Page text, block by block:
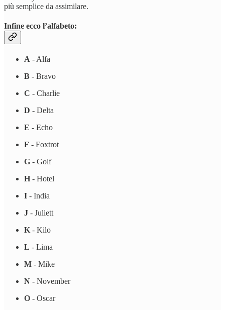
più semplice da assimilare.
Infine ecco l’alfabeto:
A - Alfa
B - Bravo
C - Charlie
D - Delta
E - Echo
F - Foxtrot
G - Golf
H - Hotel
I - India
J - Juliett
K- Kilo
L - Lima
M - Mike
N - November
O - Oscar